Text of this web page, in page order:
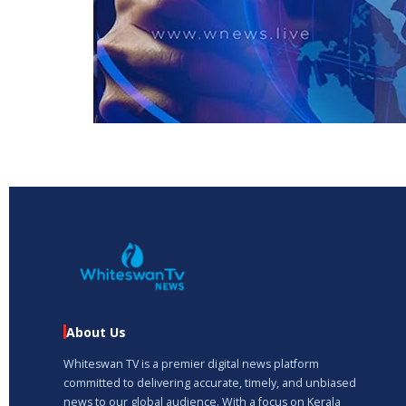
About Us
Whiteswan TV is a premier digital news platform
committed to delivering accurate, timely, and unbiased
news to our global audience. With a focus on Kerala